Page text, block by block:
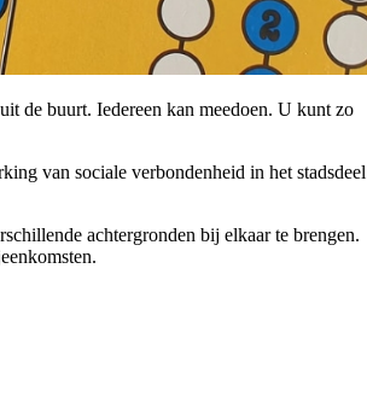
de buurt. Iedereen kan meedoen. U kunt zo
van sociale verbondenheid in het stadsdeel
achtergronden bij elkaar te brengen.